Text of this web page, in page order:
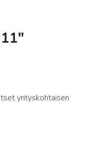
yrityskohtaisen